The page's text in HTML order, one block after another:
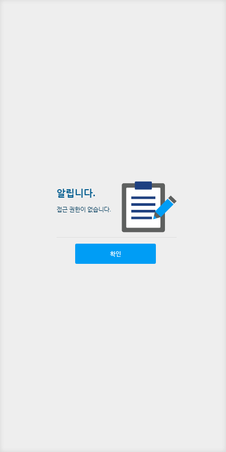
알립니다.
접근 권한이 없습니다.